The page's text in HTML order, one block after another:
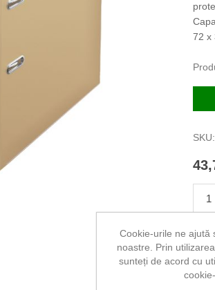
72 x
SKU:
Vă
Cookie-urile ne ajută
noastre. Prin
sunteți de acord cu